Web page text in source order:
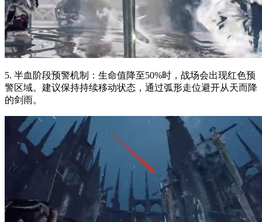
5. 半血阶段预警机制：生命值降至50%时，战场会出现红色预
警区域。建议保持持续移动状态，通过弧形走位避开从天而降
的剑雨。